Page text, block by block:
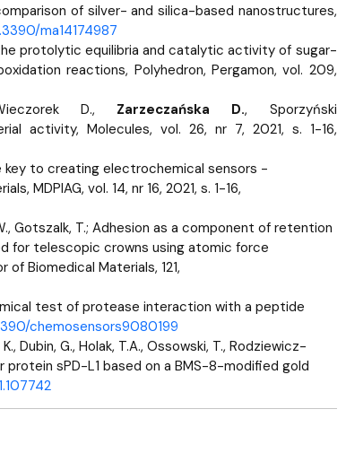
of silver- and silica-based nanostructures,
ma14174987
the protolytic equilibria and catalytic activity of sugar-
reactions, Polyhedron, Pergamon, vol. 209,
D., Zarzeczańska D., Sporzyński
activity, Molecules, vol. 26, nr 7, 2021, s. 1-16,
to creating electrochemical sensors -
MDPIAG, vol. 14, nr 16, 2021, s. 1-16,
Gotszalk, T.; Adhesion as a component of retention
for telescopic crowns using atomic force
Biomedical Materials, 121,
test of protease interaction with a peptide
chemosensors9080199
Dubin, G., Holak, T.A., Ossowski, T., Rodziewicz-
sPD-L1 based on a BMS-8-modified gold